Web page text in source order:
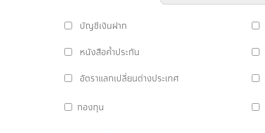
บัญชีเงินฝาก
หนังสือค้ำประกัน
อัตราแลกเปลี่ยนต่างประเทศ
กองทุน